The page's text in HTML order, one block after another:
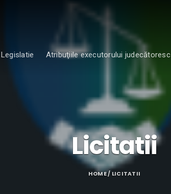
Legislatie Atribuţiile executorului judecătoresc
Licitatii
HOME/ LICITATII